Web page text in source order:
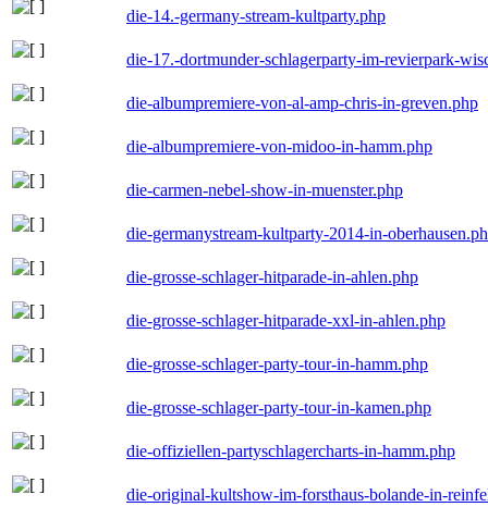
die-14.-germany-stream-kultparty.php
die-17.-dortmunder-schlagerparty-im-revierpark-
die-albumpremiere-von-al-amp-chris-in-greven.php
die-albumpremiere-von-midoo-in-hamm.php
die-carmen-nebel-show-in-muenster.php
die-germanystream-kultparty-2014-in-
die-grosse-schlager-hitparade-in-ahlen.php
die-grosse-schlager-hitparade-xxl-in-ahlen.php
die-grosse-schlager-party-tour-in-hamm.php
die-grosse-schlager-party-tour-in-kamen.php
die-offiziellen-partyschlagercharts-in-hamm.php
die-original-kultshow-im-forsthaus-bolande-in-